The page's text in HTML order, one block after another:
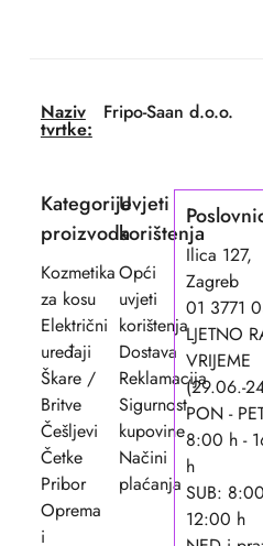
Naziv
tvrtke:
Fripo-Saan d.o.o.
Kategorije
proizvoda
Kozmetika
za kosu
Električni
uređaji
Škare /
Britve
Češljevi
Četke
Pribor
Oprema
i
Uvjeti
korištenja
Opći
uvjeti
korištenja
Dostava
Reklamacija
Sigurnost
kupovine
Načini
plaćanja
Ilica 127,
Zagreb
01 3771
LJETNO
VRIJEME
(29.06.-
PON -
8:00 h -
h
SUB:
12:00 h